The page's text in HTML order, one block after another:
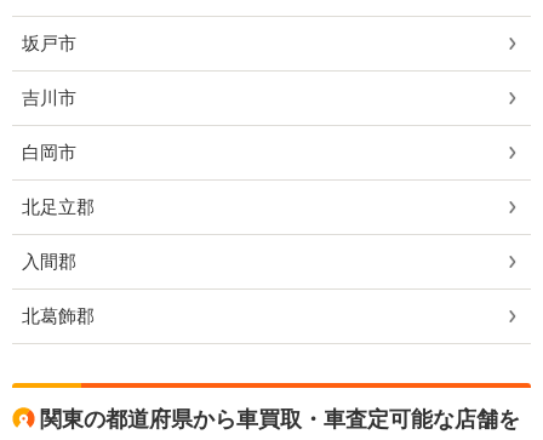
坂戸市
吉川市
白岡市
北足立郡
入間郡
北葛飾郡
関東の都道府県から車買取・車査定可能な店舗を